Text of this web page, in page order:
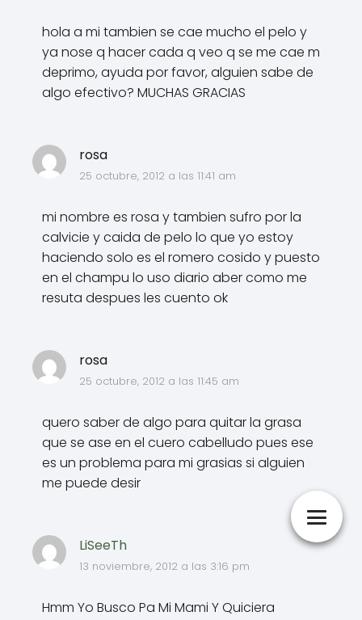
hola a mi tambien se cae mucho el pelo y
ya nose q hacer cada q veo q se me cae m
deprimo, ayuda por favor, alguien sabe de
algo efectivo? MUCHAS GRACIAS
rosa
25 octubre, 2012 a las 11:41 am
mi nombre es rosa y tambien sufro por la
calvicie y caida de pelo lo que yo estoy
haciendo solo es el romero cosido y puesto
en el champu lo uso diario aber como me
resuta despues les cuento ok
rosa
25 octubre, 2012 a las 11:45 am
quero saber de algo para quitar la grasa
que se ase en el cuero cabelludo pues ese
es un problema para mi grasias si alguien
me puede desir
LiSeeTh
13 noviembre, 2012 a las 3:16 pm
Hmm Yo Busco Pa Mi Mami Y Quiciera